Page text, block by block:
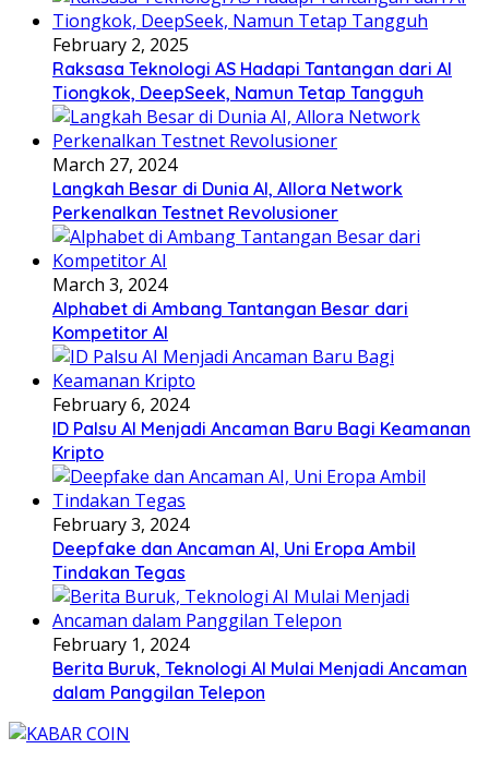
February 2, 2025
Raksasa Teknologi AS Hadapi Tantangan dari AI
Tiongkok, DeepSeek, Namun Tetap Tangguh
March 27, 2024
Langkah Besar di Dunia AI, Allora Network
Perkenalkan Testnet Revolusioner
March 3, 2024
Alphabet di Ambang Tantangan Besar dari
Kompetitor AI
February 6, 2024
ID Palsu AI Menjadi Ancaman Baru Bagi Keamanan
Kripto
February 3, 2024
Deepfake dan Ancaman AI, Uni Eropa Ambil
Tindakan Tegas
February 1, 2024
Berita Buruk, Teknologi AI Mulai Menjadi Ancaman
dalam Panggilan Telepon